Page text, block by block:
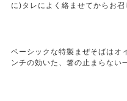
に)タレによく絡ませてからお召
ベーシックな特製まぜそばはオ
ンチの効いた、箸の止まらない